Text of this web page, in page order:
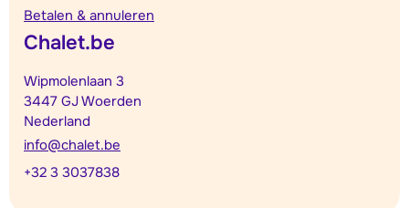
Betalen & annuleren
Chalet.be
Wipmolenlaan 3
3447 GJ Woerden
Nederland
info@chalet.be
+32 3 3037838